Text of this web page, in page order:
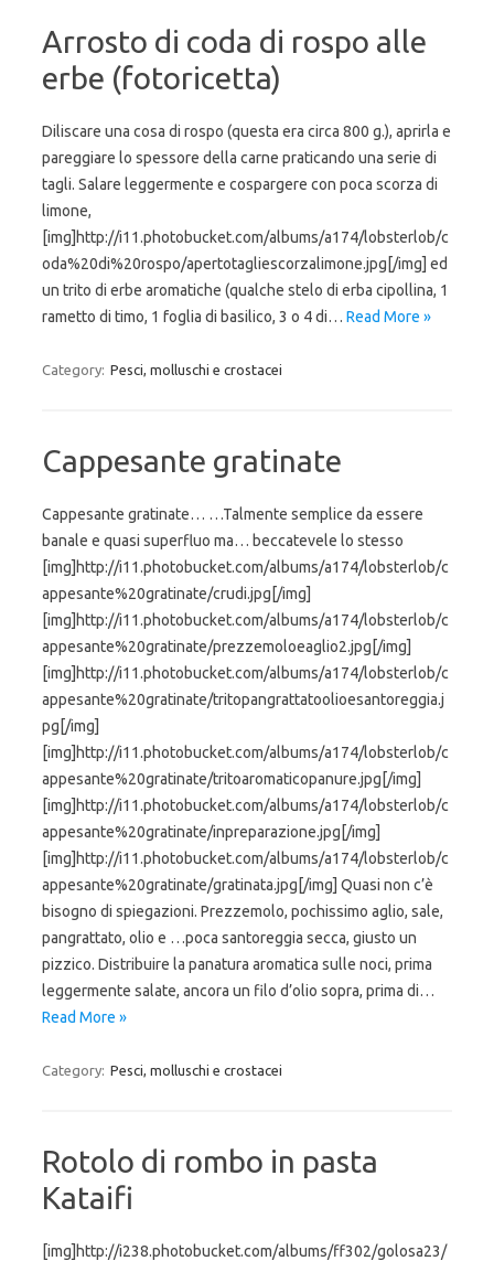
Arrosto di coda di rospo alle
erbe (fotoricetta)
Diliscare una cosa di rospo (questa era circa 800 g.), aprirla e
pareggiare lo spessore della carne praticando una serie di
tagli. Salare leggermente e cospargere con poca scorza di
limone,
[img]http://i11.photobucket.com/albums/a174/lobsterlob/c
oda%20di%20rospo/apertotagliescorzalimone.jpg[/img] ed
un trito di erbe aromatiche (qualche stelo di erba cipollina, 1
rametto di timo, 1 foglia di basilico, 3 o 4 di… Read More »
Category: Pesci, molluschi e crostacei
Cappesante gratinate
Cappesante gratinate… …Talmente semplice da essere
banale e quasi superfluo ma… beccatevele lo stesso
[img]http://i11.photobucket.com/albums/a174/lobsterlob/c
appesante%20gratinate/crudi.jpg[/img]
[img]http://i11.photobucket.com/albums/a174/lobsterlob/c
appesante%20gratinate/prezzemoloeaglio2.jpg[/img]
[img]http://i11.photobucket.com/albums/a174/lobsterlob/c
appesante%20gratinate/tritopangrattatoolioesantoreggia.j
pg[/img]
[img]http://i11.photobucket.com/albums/a174/lobsterlob/c
appesante%20gratinate/tritoaromaticopanure.jpg[/img]
[img]http://i11.photobucket.com/albums/a174/lobsterlob/c
appesante%20gratinate/inpreparazione.jpg[/img]
[img]http://i11.photobucket.com/albums/a174/lobsterlob/c
appesante%20gratinate/gratinata.jpg[/img] Quasi non c’è
bisogno di spiegazioni. Prezzemolo, pochissimo aglio, sale,
pangrattato, olio e …poca santoreggia secca, giusto un
pizzico. Distribuire la panatura aromatica sulle noci, prima
leggermente salate, ancora un filo d’olio sopra, prima di…
Read More »
Category: Pesci, molluschi e crostacei
Rotolo di rombo in pasta
Kataifi
[img]http://i238.photobucket.com/albums/ff302/golosa23/